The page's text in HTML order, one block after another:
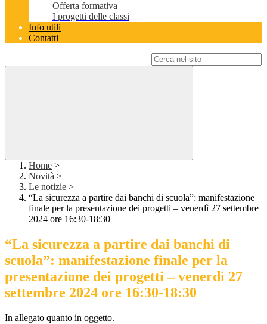
Offerta formativa
I progetti delle classi
Info utili
Contatti
Home >
Novità >
Le notizie >
“La sicurezza a partire dai banchi di scuola”: manifestazione
finale per la presentazione dei progetti – venerdì 27 settembre
2024 ore 16:30-18:30
“La sicurezza a partire dai banchi di
scuola”: manifestazione finale per la
presentazione dei progetti – venerdì 27
settembre 2024 ore 16:30-18:30
In allegato quanto in oggetto.